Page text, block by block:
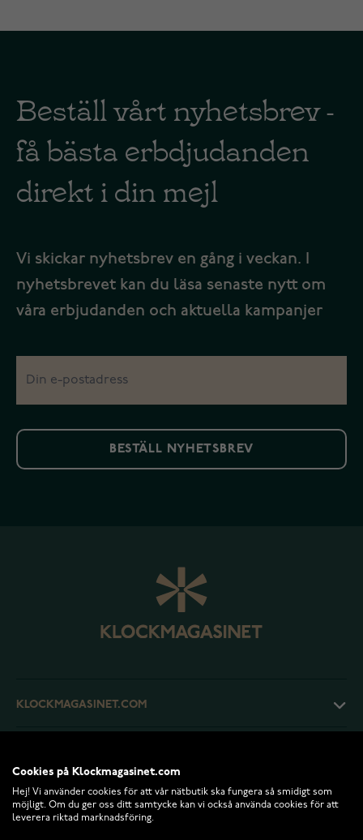
Beställ vårt nyhetsbrev -
få bästa erbdjudanden
direkt i din mejl
Vi skickar nyhetsbrev en gång i veckan. I
nyhetsbrevet kan du läsa senaste nytt om
våra erbjudanden och aktuella kampanjer
BESTÄLL NYHETSBREV
KLOCKMAGASINET.COM
RETURER OCH VILLKOR
Cookies på Klockmagasinet.com
Hej! Vi använder cookies för att vår nätbutik ska fungera så smidigt som
möjligt. Om du ger oss ditt samtycke kan vi också använda cookies för att
leverera riktad marknadsföring.